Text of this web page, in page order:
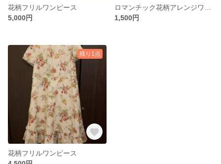
花柄フリルワンピース
5,000円
1,500円
残り1点
花柄フリルワンピース